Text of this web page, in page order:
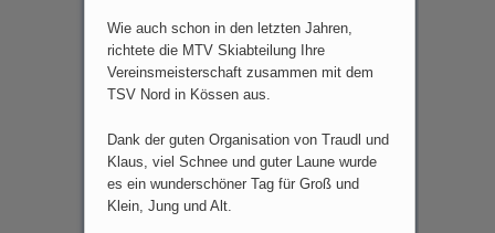
Wie auch schon in den letzten Jahren,
richtete die MTV Skiabteilung Ihre
Vereinsmeisterschaft zusammen mit dem
TSV Nord in Kössen aus.
Dank der guten Organisation von Traudl und
Klaus, viel Schnee und guter Laune wurde
es ein wunderschöner Tag für Groß und
Klein, Jung und Alt.